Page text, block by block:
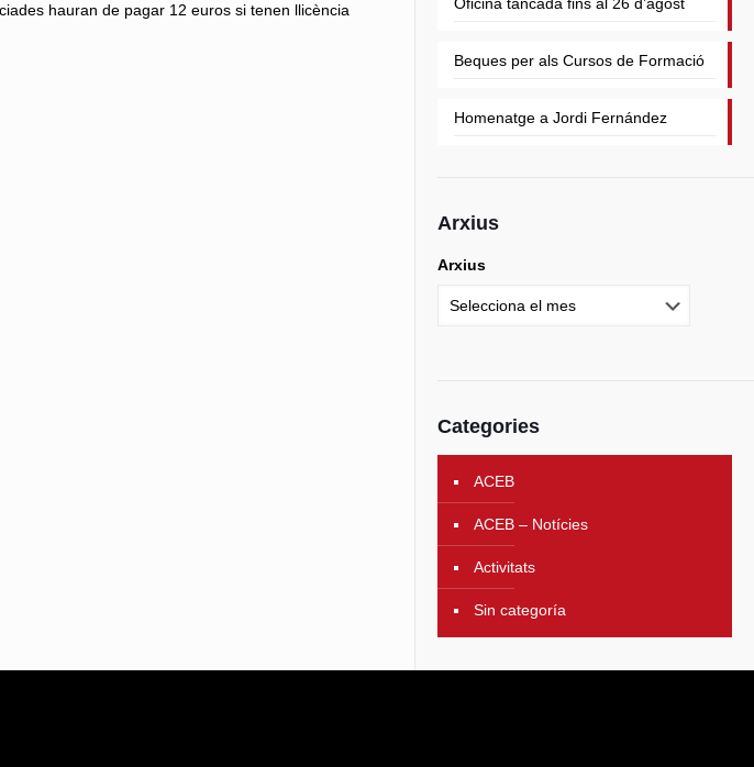
hauran de pagar 12 euros si tenen llicència
Oficina tancada fins al 26 d’agost
Beques per als Cursos de Formació
Homenatge a Jordi Fernández
Arxius
Arxius
Categories
ACEB
ACEB – Notícies
Activitats
Sin categoría